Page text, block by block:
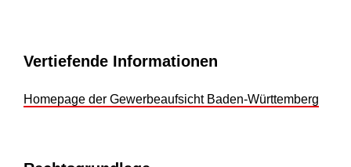
Vertiefende Informationen
Homepage der Gewerbeaufsicht Baden-Württemberg